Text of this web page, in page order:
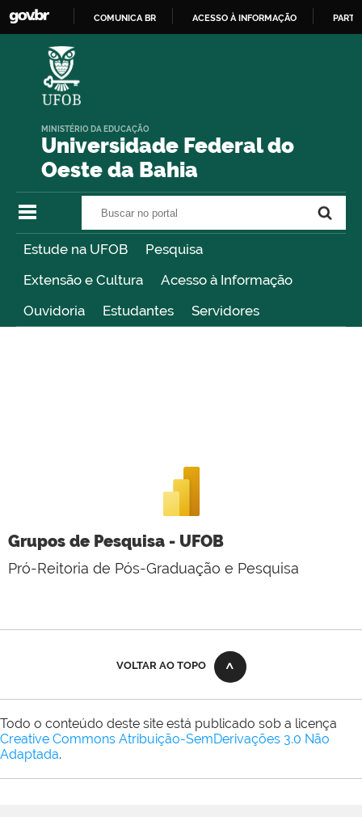
COMUNICA BR ACESSO À INFORMAÇÃO
Universidade Federal do
Oeste da Bahia
MINISTÉRIO DA EDUCAÇÃO
Estude na UFOB
Pesquisa
Extensão e Cultura
Acesso à Informação
Ouvidoria
Estudantes Servidores
Grupos de Pesquisa - UFOB
Pró-Reitoria de Pós-Graduação e Pesquisa
VOLTAR AO TOPO
Todo o conteúdo deste site está publicado sob a licença
Creative Commons Atribuição-SemDerivações 3.0 Não
Adaptada.